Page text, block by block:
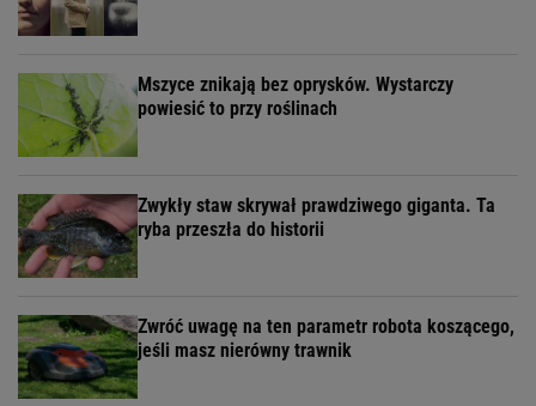
Mszyce znikają bez oprysków. Wystarczy
powiesić to przy roślinach
Zwykły staw skrywał prawdziwego giganta. Ta
ryba przeszła do historii
Zwróć uwagę na ten parametr robota koszącego,
jeśli masz nierówny trawnik